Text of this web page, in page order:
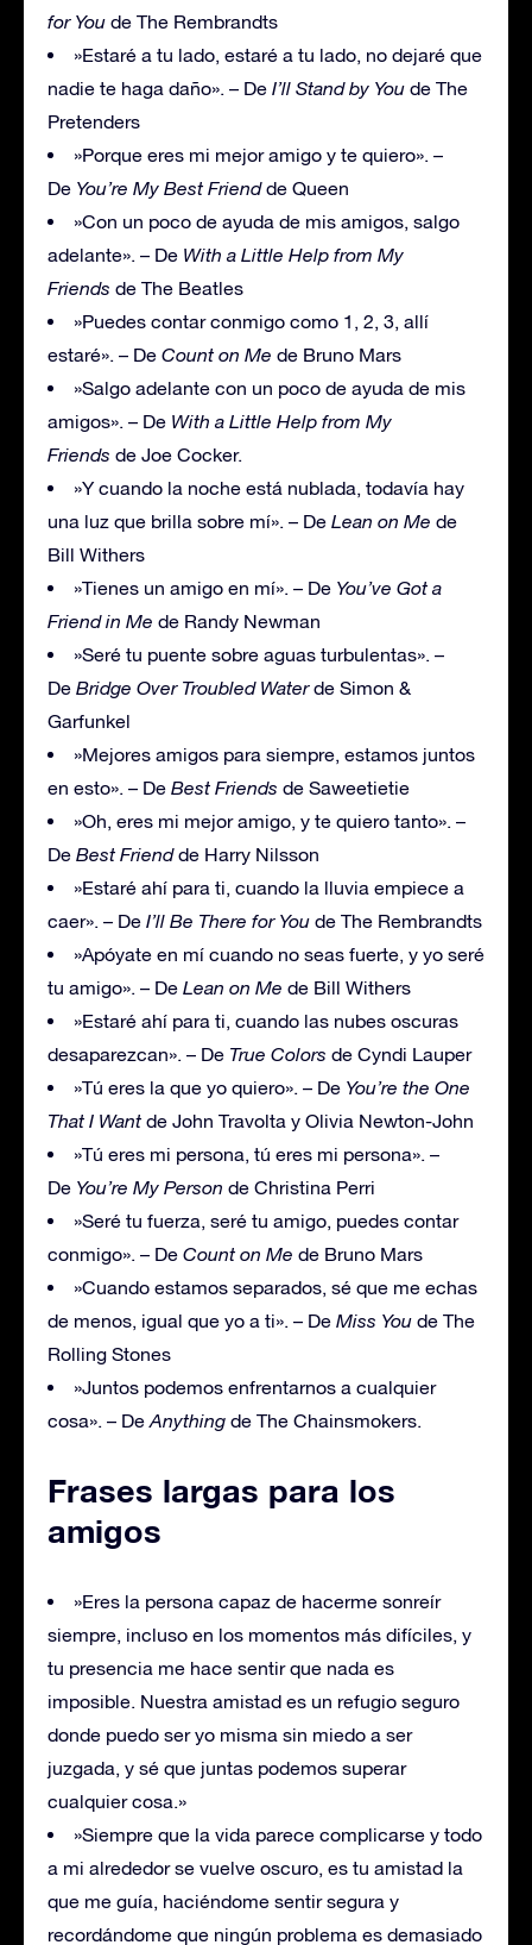
for You de The Rembrandts
»Estaré a tu lado, estaré a tu lado, no dejaré que
nadie te haga daño». – De I’ll Stand by You de The
Pretenders
»Porque eres mi mejor amigo y te quiero». –
De You’re My Best Friendde Queen
»Con un poco de ayuda de mis amigos, salgo
adelante». – De With a Little Help from My
Friends de The Beatles
»Puedes contar conmigo como 1, 2, 3, allí
estaré». – De Count on Me de Bruno Mars
»Salgo adelante con un poco de ayuda de mis
amigos». – De With a Little Help from My
Friends de Joe Cocker.
»Y cuando la noche está nublada, todavía hay
una luz que brilla sobre mí». – De Lean on Me de
Bill Withers
»Tienes un amigo en mí». – De You’ve Got a
Friend in Me de Randy Newman
»Seré tu puente sobre aguas turbulentas». –
De Bridge Over Troubled Waterde Simon &
Garfunkel
»Mejores amigos para siempre, estamos juntos
en esto». – De Best Friends de Saweetietie
»Oh, eres mi mejor amigo, y te quiero tanto». –
De Best Friendde Harry Nilsson
»Estaré ahí para ti, cuando la lluvia empiece a
caer». – De I’ll Be There for You de The Rembrandts
»Apóyate en mí cuando no seas fuerte, y yo seré
tu amigo». – De Lean on Me de Bill Withers
»Estaré ahí para ti, cuando las nubes oscuras
desaparezcan». – De True Colors de Cyndi Lauper
»Tú eres la que yo quiero». – De You’re the One
That I Want de John Travolta y Olivia Newton-John
»Tú eres mi persona, tú eres mi persona». –
De You’re My Person de Christina Perri
»Seré tu fuerza, seré tu amigo, puedes contar
conmigo». – De Count on Me de Bruno Mars
»Cuando estamos separados, sé que me echas
de menos, igual que yo a ti». – De Miss You de The
Rolling Stones
»Juntos podemos enfrentarnos a cualquier
cosa». – De Anything de The Chainsmokers.
Frases largas para los
amigos
»Eres la persona capaz de hacerme sonreír
siempre, incluso en los momentos más difíciles, y
tu presencia me hace sentir que nada es
imposible. Nuestra amistad es un refugio seguro
donde puedo ser yo misma sin miedo a ser
juzgada, y sé que juntas podemos superar
cualquier cosa.»
»Siempre que la vida parece complicarse y todo
a mi alrededor se vuelve oscuro, es tu amistad la
que me guía, haciéndome sentir segura y
recordándome que ningún problema es demasiado